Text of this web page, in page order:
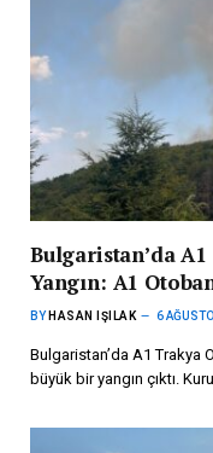
Bulgaristan’da A1
Yangın: A1
BY HASAN IŞILAK 6
Bulgaristan’da A1 Trakya
büyük bir yangın çıktı.